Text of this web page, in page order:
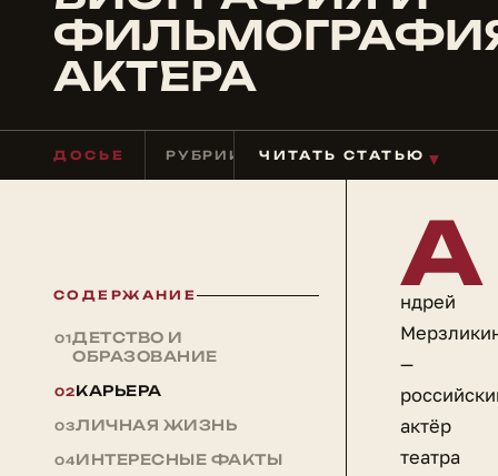
АКТЕРА
ДОСЬЕ РУБРИКААКТЕРЫ ЧТЕНИЕ
ЧИТАТЬ СТАТЬЮ ▼
СОДЕРЖАНИЕ
ДЕТСТВО И
ОБРАЗОВАНИЕ
КАРЬЕРА
ЛИЧНАЯ ЖИЗНЬ
ИНТЕРЕСНЫЕ ФАКТЫ
А
ндрей
—
актёр
театра